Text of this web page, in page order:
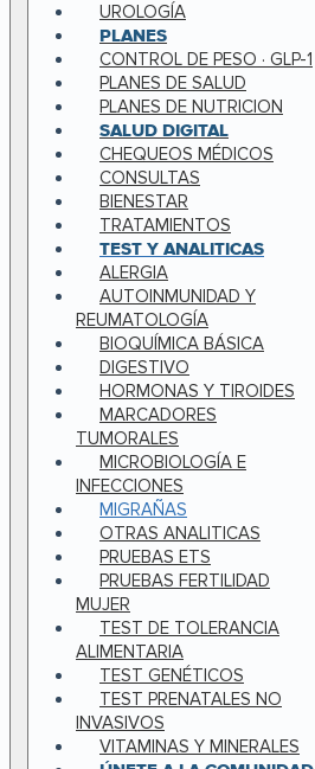
UROLOGÍA
PLANES
CONTROL DE PESO · GLP-1
PLANES DE SALUD
PLANES DE NUTRICION
SALUD DIGITAL
CHEQUEOS MÉDICOS
CONSULTAS
BIENESTAR
TRATAMIENTOS
TEST Y ANALITICAS
ALERGIA
AUTOINMUNIDAD Y
REUMATOLOGÍA
BIOQUÍMICA BÁSICA
DIGESTIVO
HORMONAS Y TIROIDES
MARCADORES
TUMORALES
MICROBIOLOGÍA E
INFECCIONES
MIGRAÑAS
OTRAS ANALITICAS
PRUEBAS ETS
PRUEBAS FERTILIDAD
MUJER
TEST DE TOLERANCIA
ALIMENTARIA
TEST GENÉTICOS
TEST PRENATALES NO
INVASIVOS
VITAMINAS Y MINERALES